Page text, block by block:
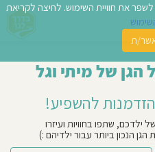
הגן של מיתי וגל
להשפיע!
ילדכם, שתפו בחוויות ועיזרו
הנכון ביותר עבור ילדיהם :)
את חוויית השימוש. לחיצה לקריאת
ת